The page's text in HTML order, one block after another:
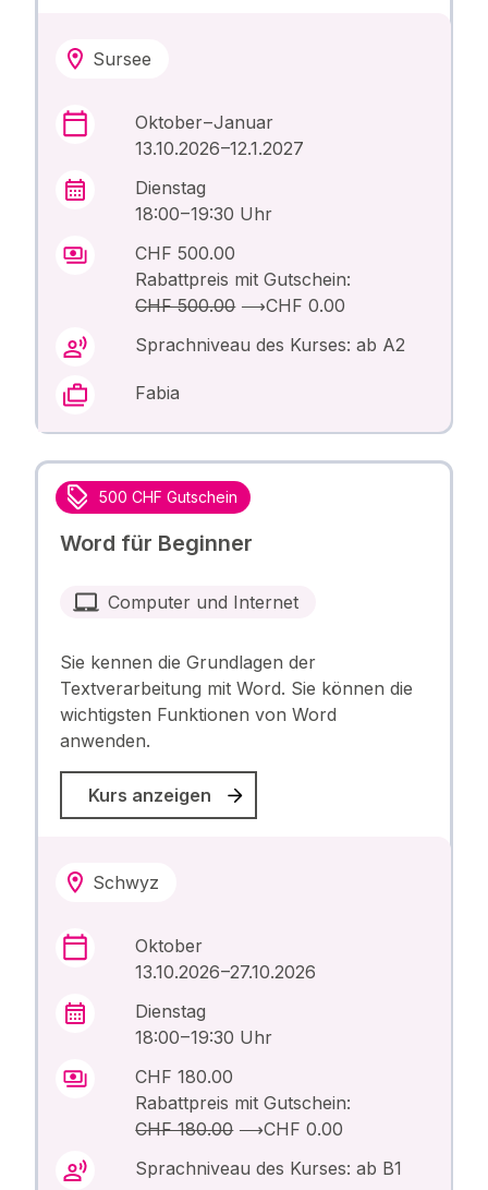
Sursee
Oktober – Januar
13.10.2026 –12.1.2027
Dienstag
18:00 – 19:30 Uhr
CHF 500.00
Rabattpreis mit Gutschein:
CHF 500.00⟶CHF 0.00
Sprachniveau des Kurses: ab A2
Fabia
500 CHF Gutschein
Word für Beginner
Computer und Internet
Sie kennen die Grundlagen der
Textverarbeitung mit Word. Sie können die
wichtigsten Funktionen von Word
anwenden.
Kurs anzeigen
Schwyz
Oktober
13.10.2026 –27.10.2026
Dienstag
18:00 – 19:30 Uhr
CHF 180.00
Rabattpreis mit Gutschein:
CHF 180.00⟶CHF 0.00
Sprachniveau des Kurses: ab B1